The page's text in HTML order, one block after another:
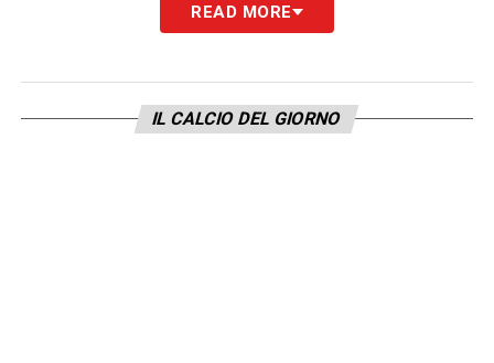
— Atlanta United FC (@ATLUTD)
December 23, 2018
READ MORE
IL CALCIO DEL GIORNO